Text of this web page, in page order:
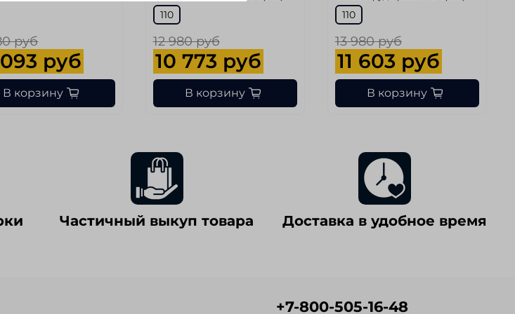
руб
руб
В корзину
110
12 980 руб
10 773 руб
В корзину
110
13 980 руб
11 603 руб
В корзину
Частичный выкуп товара Доставка в удобное время
+7-800-505-16-48